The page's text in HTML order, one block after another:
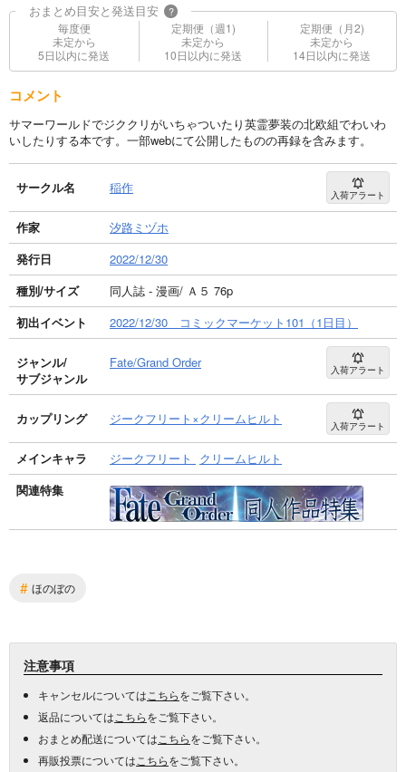
おまとめ目安と発送目安 ?
毎度便
未定から
5日以内に発送
定期便（週1)
未定から
10日以内に発送
定期便（月2)
未定から
14日以内に発送
コメント
サマーワールドでジククリがいちゃついたり英霊夢装の北欧組でわいわ
いしたりする本です。一部webにて公開したものの再録を含みます。
サークル名 稲作 入荷アラート
作家
汐路ミヅホ
発行日
2022/12/30
種別/サイズ
同人誌 - 漫画/ Ａ５ 76p
初出イベント
2022/12/30 コミックマーケット101（1日目）
ジャンル/
サブジャンル
Fate/Grand Order 入荷アラート
カップリング ジークフリート×クリームヒルト 入荷アラート
メインキャラ ジークフリート
クリームヒルト
関連特集
# ほのぼの
注意事項
キャンセルについては こちらをご覧下さい。
返品については こちらをご覧下さい。
おまとめ配送については こちらをご覧下さい。
再販投票については こちらをご覧下さい。